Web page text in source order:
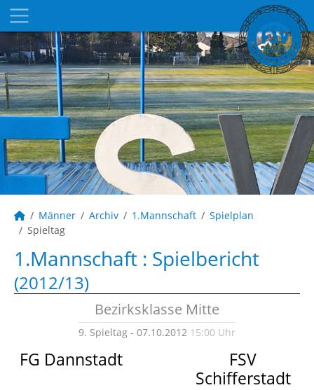
Männer Archiv 1.Mannschaft
Spielplan
Spieltag
1.Mannschaft : Spielbericht
(2012/13)
Bezirksklasse Mitte
9. Spieltag - 07.10.2012 15:00 Uhr
FG Dannstadt
FSV
Schifferstadt